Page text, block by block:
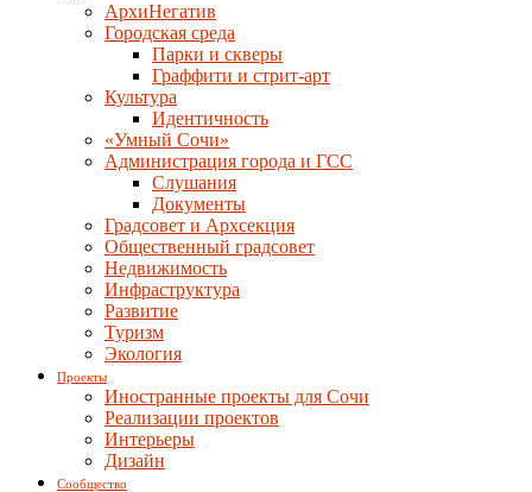
АрхиНегатив
Городская среда
Парки и скверы
Граффити и стрит-арт
Культура
Идентичность
«Умный Сочи»
Администрация города и ГСС
Слушания
Документы
Градсовет и Архсекция
Общественный градсовет
Недвижимость
Инфраструктура
Развитие
Туризм
Экология
Проекты
Иностранные проекты для Сочи
Реализации проектов
Интерьеры
Дизайн
Сообщество